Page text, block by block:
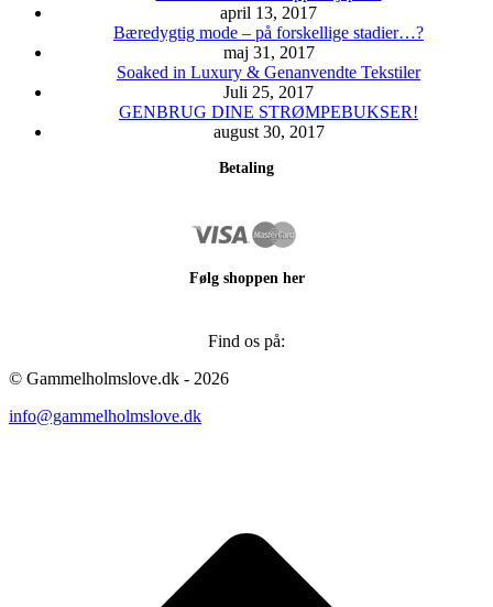
april 13, 2017
Bæredygtig mode – på forskellige stadier…?
maj 31, 2017
Soaked in Luxury & Genanvendte Tekstiler
Juli 25, 2017
GENBRUG DINE STRØMPEBUKSER!
august 30, 2017
Betaling
Følg shoppen her
Find os på:
© Gammelholmslove.dk - 2026
info@gammelholmslove.dk